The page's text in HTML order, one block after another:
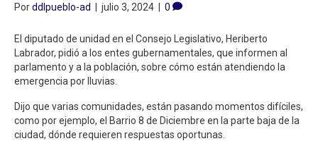
Porddlpueblo-ad | julio 3, 2024 | 0
El diputado de unidad en el Consejo Legislativo, Heriberto
Labrador, pidió a los entes gubernamentales, que informen al
parlamento y a la población, sobre cómo están atendiendo la
emergencia por lluvias.
Dijo que varias comunidades, están pasando momentos difíciles,
como por ejemplo, el Barrio 8 de Diciembre en la parte baja de la
ciudad, dónde requieren respuestas oportunas.